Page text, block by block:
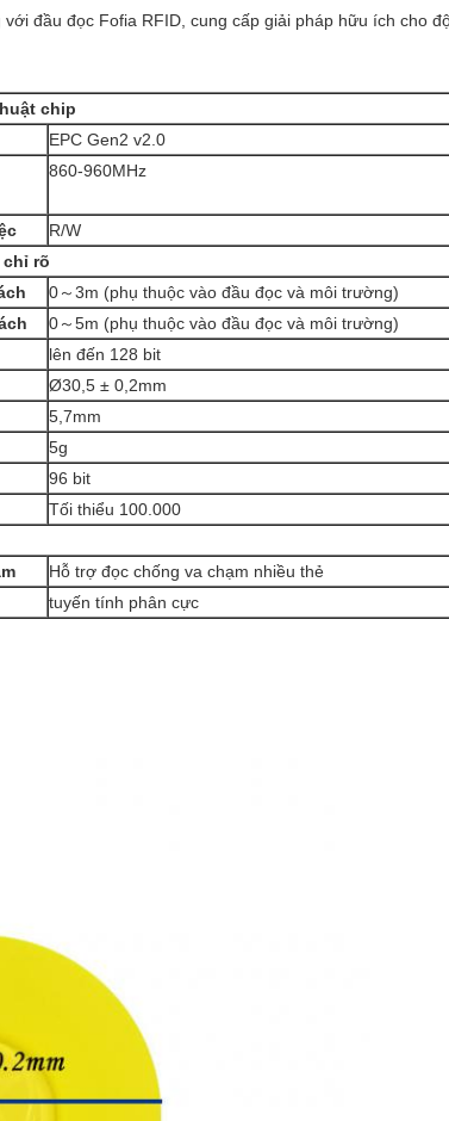
đầu đọc Fofia RFID, cung cấp giải pháp hữu ích cho
chip
EPC Gen2 v2.0
860-960MHz
R/W
rõ
0～3m (phụ thuộc vào đầu đọc và môi trường)
0～5m (phụ thuộc vào đầu đọc và môi trường)
lên đến 128 bit
Ø30,5 ± 0,2mm
5,7mm
5g
96 bit
Tối thiểu 100.000
Hỗ trợ đọc chống va chạm nhiều thẻ
tuyến tính phân cực